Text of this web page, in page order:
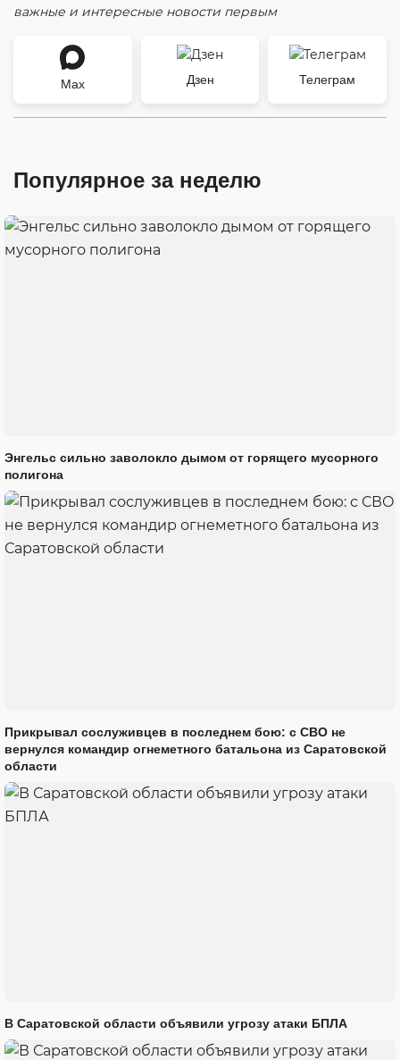
важные и интересные новости первым
Max Дзен Телеграм
Популярное за неделю
Энгельс сильно заволокло дымом от горящего мусорного
полигона
Прикрывал сослуживцев в последнем бою: с СВО не
вернулся командир огнеметного батальона из Саратовской
области
В Саратовской области объявили угрозу атаки БПЛА